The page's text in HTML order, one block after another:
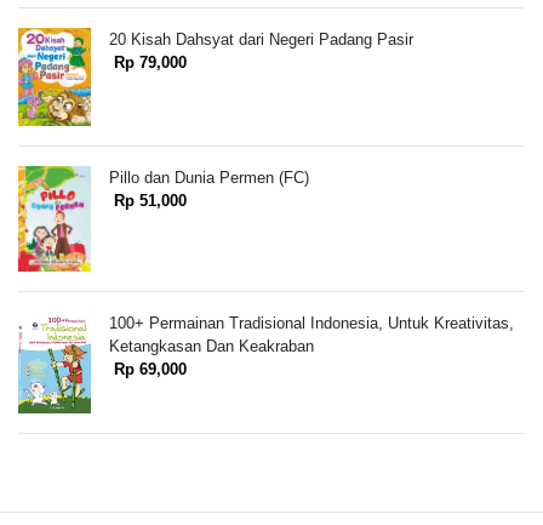
20 Kisah Dahsyat dari Negeri Padang Pasir
Rp 79,000
Pillo dan Dunia Permen (FC)
Rp 51,000
100+ Permainan Tradisional Indonesia, Untuk Kreativitas,
Ketangkasan Dan Keakraban
Rp 69,000